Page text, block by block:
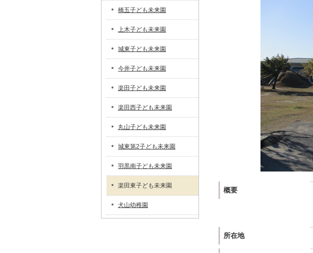
概要
所在地
橋五子ども未来園
上木子ども未来園
城東子ども未来園
今井子ども未来園
楽田子ども未来園
楽田西子ども未来園
丸山子ども未来園
城東第2子ども未来園
羽黒南子ども未来園
楽田東子ども未来園
犬山幼稚園